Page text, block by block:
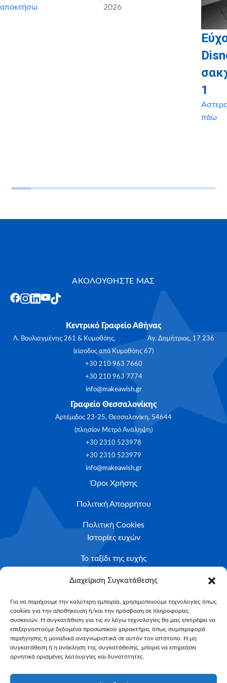
Διαχείριση Συγκατάθεσης
Για να παρέχουμε την καλύτερη εμπειρία, χρησιμοποιούμε τεχνολογίες όπως
cookies για την αποθήκευση ή/και την πρόσβαση σε πληροφορίες
συσκευών. Η συγκατάθεση για τις εν λόγω τεχνολογίες θα μας επιτρέψει να
επεξεργαστούμε δεδομένα προσωπικού χαρακτήρα, όπως συμπεριφορά
περιήγησης ή μοναδικά αναγνωριστικά σε αυτόν τον ιστότοπο. Η μη
συγκατάθεση ή η ανάκληση της συγκατάθεσης, μπορεί να επηρεάσει
αρνητικά ορισμένες λειτουργίες και δυνατότητες.
αποκτήσω
2026
1
πάω
ΑΚΟΛΟΥΘΗΣΤΕ ΜΑΣ
Κεντρικό Γραφείο Αθήνας
Λ. Βουλιαγμένης 261 & Κυμοθόης, Αγ. Δημήτριος, 17 236
(είσοδος από Κυμοθόης 67)
+30 210 963 7660
+30 210 963 7774
info@makeawish.gr
Γραφείο Θεσσαλονίκης
Αρτέμιδος 23-25, Θεσσαλονίκη, 54644
(πλησίον Μετρό Ανάληψη)
+30 2310 523978
+30 2310 523979
info@makeawish.gr
Όροι Χρήσης
Πολιτική Απορρήτου
Πολιτική Cookies
Ιστορίες ευχών
Το ταξίδι της ευχής
Κριτήρια Καταλληλότητας
Υποβολή Αιτήματος
NEWSLETTER
Email*